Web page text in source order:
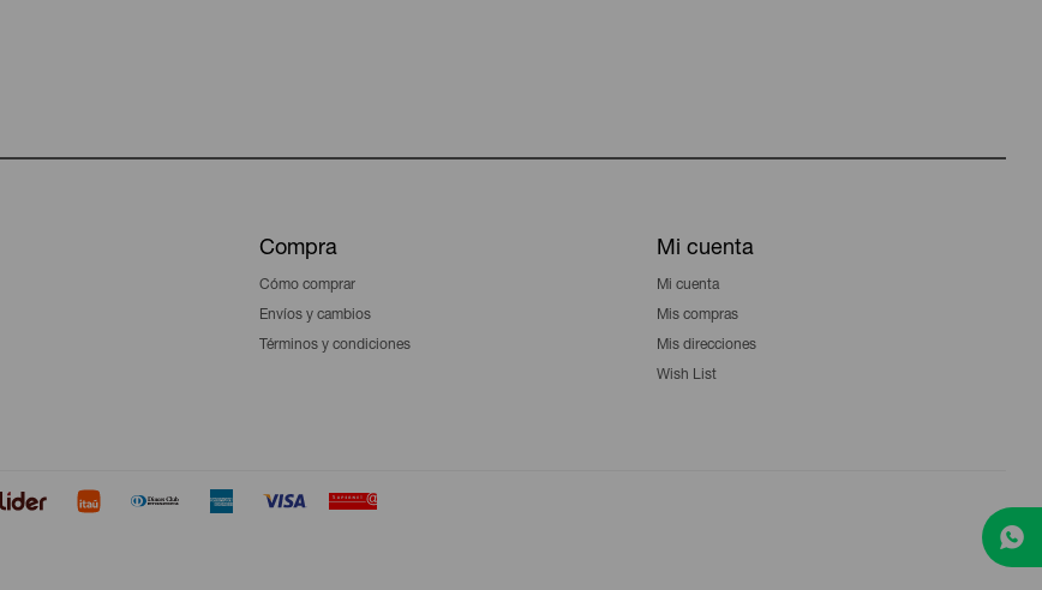
Compra
Cómo comprar
Envíos y cambios
Términos y condiciones
Mi cuenta
Mi cuenta
Mis compras
Mis direcciones
Wish List